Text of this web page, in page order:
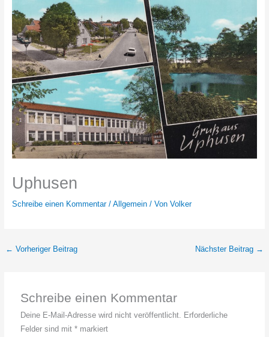
Uphusen
Schreibe einen Kommentar / Allgemein/ Von Volker
← Vorheriger Beitrag Nächster Beitrag →
Schreibe einen Kommentar
Deine E-Mail-Adresse wird nicht veröffentlicht. Erforderliche
Felder sind mit* markiert